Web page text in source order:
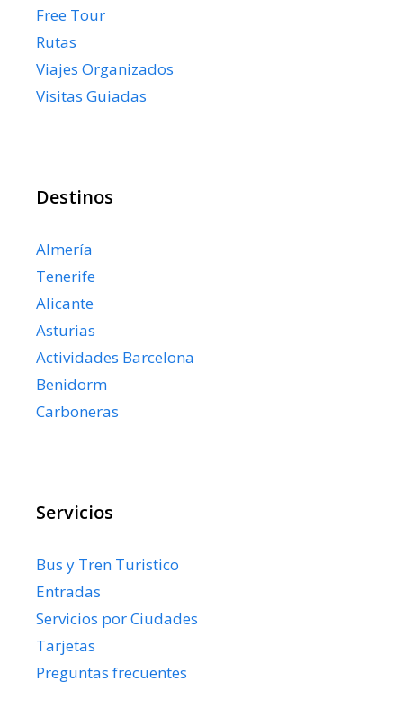
Free Tour
Rutas
Viajes Organizados
Visitas Guiadas
Destinos
Almería
Tenerife
Alicante
Asturias
Actividades Barcelona
Benidorm
Carboneras
Servicios
Bus y Tren Turistico
Entradas
Servicios por Ciudades
Tarjetas
Preguntas frecuentes